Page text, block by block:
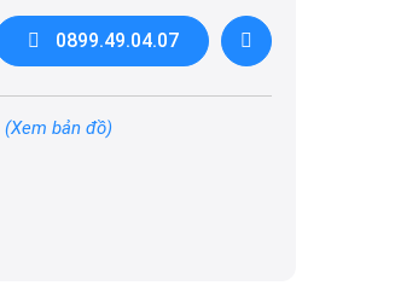
0899.49.04.07
(Xem bản đồ)